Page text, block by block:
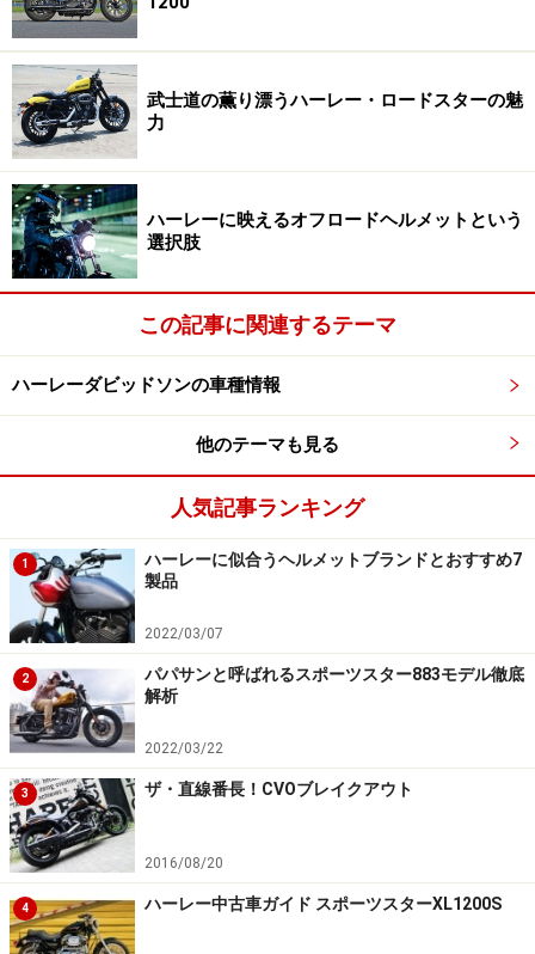
ツ「ドラッグレース」に登場するレーサースタイルその
まま。コーナリング性能は度外視、どれだけ直線でのス
ピードを極められるかを追求したものになっています。
その構造もこれまでのバイクにはないもので、本来エン
ジン上部にあるガソリンタンクがシート下に設置、代わ
りにバッテリーがエンジン上部に来るという斬新な内容
に。
「ハーレーというよりはVロッド」と、独特のブランド
力を誇ったVロッドファミリーですが、今年2017年を最
後にラインナップから姿を消すことになりました。逆に
言えば、これがVロッドを手に入れる最後のチャンスで
もあります。それでは、現ラインナップを飾る2モデル
の特徴と魅力を紐解いていきましょう。
VRSCDX ナイトロッドスペシャル
ハーレーダビッドソン Vロッドファミリー VRSCDX ナイトロ
ッドスペシャル（2017年モデル）
真っ黒なレボリューションエンジンを搭載する漆黒のマ
シン、ナイトロッドスペシャル。現Vロッドファミリー
の主軸であり、Vロッドの魅力をすべて兼ね備えた伝統
モデルでもあります。ハーレーを名乗りつつも前衛的な
スタイルを有し、実際の走りも他の空冷モデルとは比べ
武士道の薫り漂うハーレー・ロードスターの魅
力
ハーレーに映えるオフロードヘルメットという
選択肢
この記事に関連するテーマ
ハーレーダビッドソンの車種情報
他のテーマも見る
人気記事ランキング
1
ハーレーに似合うヘルメットブランドとおすすめ7
製品
2022/03/07
2
パパサンと呼ばれるスポーツスター883モデル徹底
解析
2022/03/22
3 ザ・直線番長！CVOブレイクアウト
2016/08/20
4 ハーレー中古車ガイド スポーツスターXL1200S